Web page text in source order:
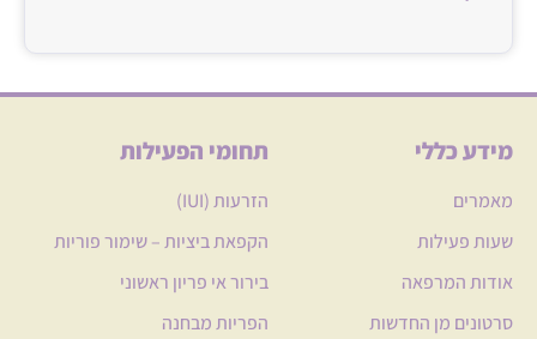
מידע כללי
מאמרים
שעות פעילות
אודות המרפאה
סרטונים מן החדשות
תחומי הפעילות
הזרעות (IUI)
הקפאת ביציות – שימור פוריות
בירור אי פריון ראשוני
הפריות מבחנה